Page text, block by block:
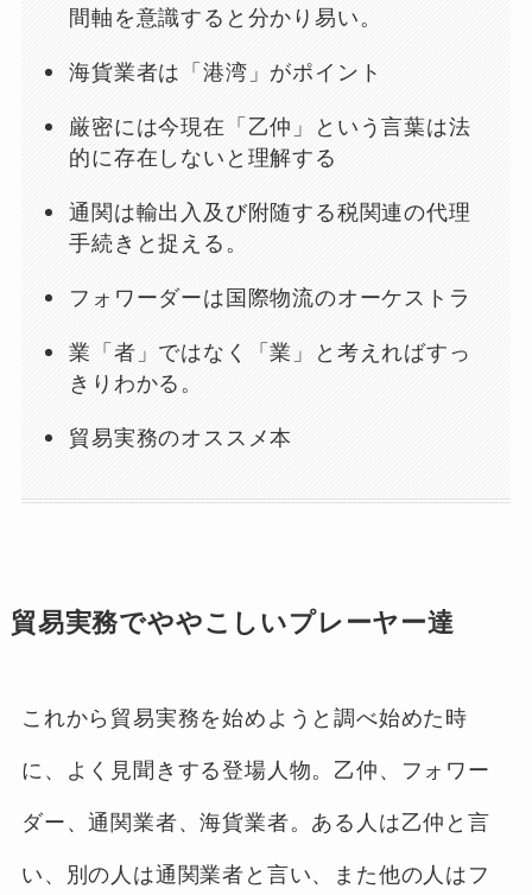
間軸を意識すると分かり易い。
海貨業者は「港湾」がポイント
厳密には今現在「乙仲」という言葉は法
的に存在しないと理解する
通関は輸出入及び附随する税関連の代理
手続きと捉える。
フォワーダーは国際物流のオーケストラ
業「者」ではなく「業」と考えればすっ
きりわかる。
貿易実務のオススメ本
貿易実務でややこしいプレーヤー達
これから貿易実務を始めようと調べ始めた時
に、よく見聞きする登場人物。乙仲、フォワー
ダー、通関業者、海貨業者。ある人は乙仲と言
い、別の人は通関業者と言い、また他の人はフ